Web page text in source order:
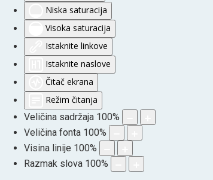
Niska saturacija
Visoka saturacija
Istaknite linkove
Istaknite naslove
Čitač ekrana
Režim čitanja
Veličina sadržaja 100%
Veličina fonta 100%
Visina linije 100%
Razmak slova 100%